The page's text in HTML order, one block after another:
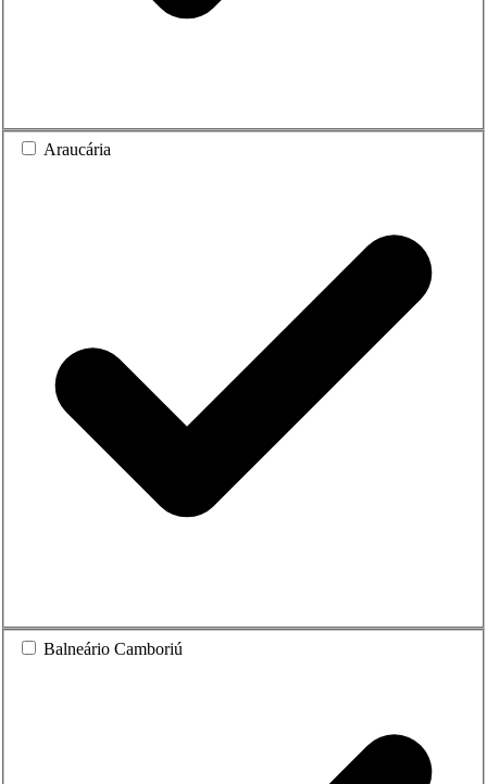
Araucária
Balneário Camboriú